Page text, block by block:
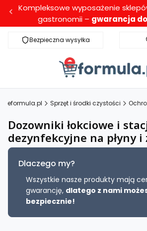
Kompleksowe wyposażenie
gastronomii – gwarancja
Bezpieczna wysyłkaDarmowa dostawa
eformula.pl Sprzęt i środki czystości
Dozowniki łokciowe i
dezynfekcyjne na płyny i
Dlaczego my?
Wszystkie nasze produkty mają
gwarancję, dlatego z nami
bezpiecznie!